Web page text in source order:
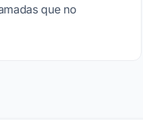
que no